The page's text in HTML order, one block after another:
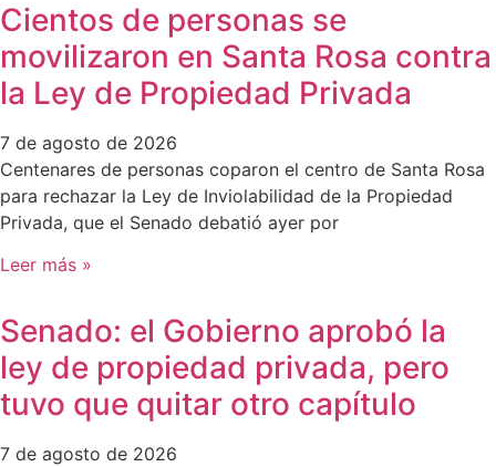
Cientos de personas se
movilizaron en Santa Rosa contra
la Ley de Propiedad Privada
7 de agosto de 2026
Centenares de personas coparon el centro de Santa Rosa
para rechazar la Ley de Inviolabilidad de la Propiedad
Privada, que el Senado debatió ayer por
Leer más »
Senado: el Gobierno aprobó la
ley de propiedad privada, pero
tuvo que quitar otro capítulo
7 de agosto de 2026